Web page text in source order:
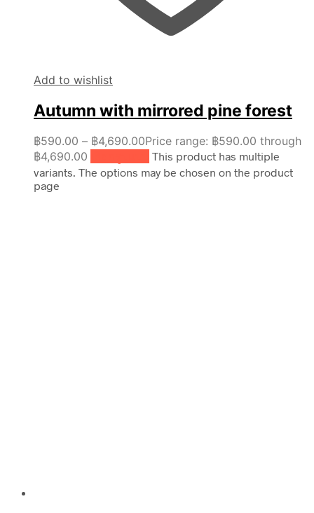
Add to wishlist
Autumn with mirrored pine forest
฿590.00 – ฿4,690.00Price range: ฿590.00 through
฿4,690.00
This product has multiple
variants. The options may be chosen on the product
page